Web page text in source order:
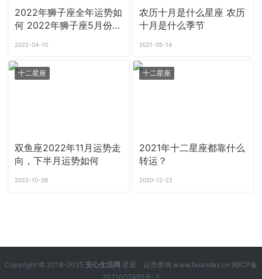
2022年狮子座全年运势如
何 2022年狮子座5月份运
2022-04-10
农历十月是什么星座 农历
十月是什么季节
2021-05-14
十二星座
双鱼座2022年11月运势走
向，下半月运势如何
2022-10-28
十二星座
2021年十二星座都靠什么
转运？
2020-12-22
Copyright © 2018-2025 安心生活网 星座、运势查询 www.buandex.cn 闽ICP备
2021007485号-3